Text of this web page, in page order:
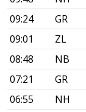
09:24
GR
09:01
ZL
08:48
NB
07:21
GR
06:55
NH